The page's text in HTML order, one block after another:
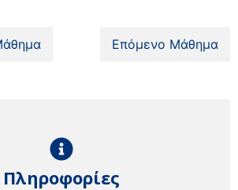
Επόμενο Μάθημα
Πληροφορίες